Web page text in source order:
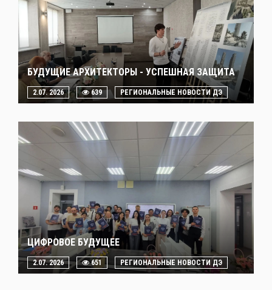
БУДУЩИЕ АРХИТЕКТОРЫ - УСПЕШНАЯ ЗАЩИТА
2.07. 2026 639 РЕГИОНАЛЬНЫЕ НОВОСТИ ДЭ
ЦИФРОВОЕ БУДУЩЕЕ
2.07. 2026 651 РЕГИОНАЛЬНЫЕ НОВОСТИ ДЭ